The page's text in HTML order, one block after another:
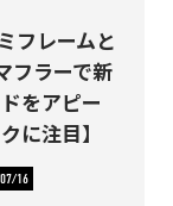
フレームと
フラーで新
をアピー
に注目】
16